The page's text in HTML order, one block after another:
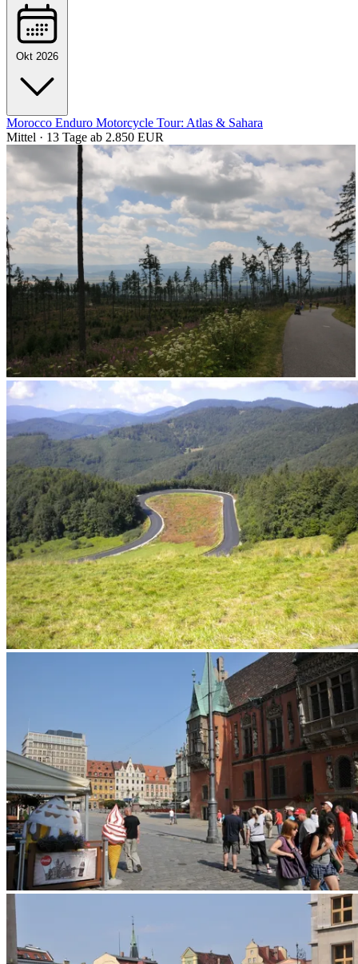
Okt 2026
Morocco Enduro Motorcycle Tour: Atlas & Sahara
Mittel · 13 Tage ab 2.850 EUR